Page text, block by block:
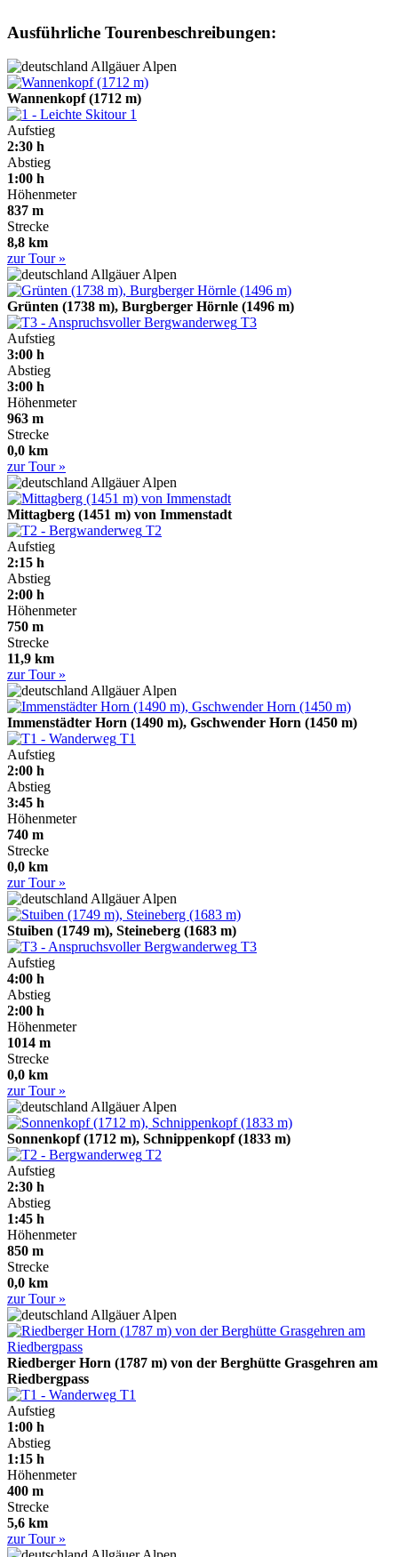
Ausführliche Tourenbeschreibungen:
Allgäuer Alpen
Wannenkopf (1712 m)
1
Aufstieg
2:30 h
Abstieg
1:00 h
Höhenmeter
837 m
Strecke
8,8 km
zur Tour »
Allgäuer Alpen
Grünten (1738 m), Burgberger Hörnle (1496 m)
T3
Aufstieg
3:00 h
Abstieg
3:00 h
Höhenmeter
963 m
Strecke
0,0 km
zur Tour »
Allgäuer Alpen
Mittagberg (1451 m) von Immenstadt
T2
Aufstieg
2:15 h
Abstieg
2:00 h
Höhenmeter
750 m
Strecke
11,9 km
zur Tour »
Allgäuer Alpen
Immenstädter Horn (1490 m), Gschwender Horn (1450 m)
T1
Aufstieg
2:00 h
Abstieg
3:45 h
Höhenmeter
740 m
Strecke
0,0 km
zur Tour »
Allgäuer Alpen
Stuiben (1749 m), Steineberg (1683 m)
T3
Aufstieg
4:00 h
Abstieg
2:00 h
Höhenmeter
1014 m
Strecke
0,0 km
zur Tour »
Allgäuer Alpen
Sonnenkopf (1712 m), Schnippenkopf (1833 m)
T2
Aufstieg
2:30 h
Abstieg
1:45 h
Höhenmeter
850 m
Strecke
0,0 km
zur Tour »
Allgäuer Alpen
Riedberger Horn (1787 m) von der Berghütte Grasgehren am
Riedbergpass
T1
Aufstieg
1:00 h
Abstieg
1:15 h
Höhenmeter
400 m
Strecke
5,6 km
zur Tour »